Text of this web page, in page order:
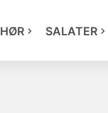
SALATER